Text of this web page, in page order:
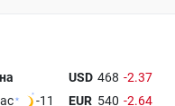
-11
USD 468 -2.37
EUR 540 -2.64